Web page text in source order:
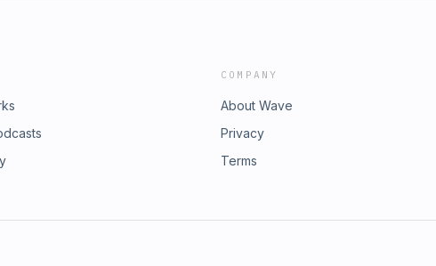
COMPANY
About Wave
Privacy
Terms